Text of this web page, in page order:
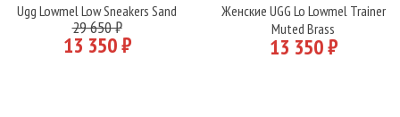
Ugg Lowmel Low Sneakers Sand
29 650 ₽
13 350 ₽
Женские UGG Lo Lowmel Trainer
Muted Brass
13 350 ₽